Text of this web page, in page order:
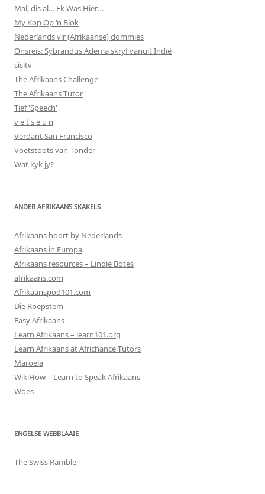
Mal, dis al… Ek Was Hier…
My Kop Op ‘n Blok
Nederlands vir (Afrikaanse) dommies
Onsreis: Sybrandus Adema skryf vanuit Indië
sisitv
The Afrikaans Challenge
The Afrikaans Tutor
Tief 'Speech'
v e t s e u n
Verdant San Francisco
Voetstoots van Tonder
Wat kyk jy?
ANDER AFRIKAANS SKAKELS
Afrikaans hoort by Nederlands
Afrikaans in Europa
Afrikaans resources – Lindie Botes
afrikaans.com
Afrikaanspod101.com
Die Roepstem
Easy Afrikaans
Learn Afrikaans – learn101.org
Learn Afrikaans at Africhance Tutors
Maroela
WikiHow – Learn to Speak Afrikaans
Woes
ENGELSE WEBBLAAIE
The Swiss Ramble